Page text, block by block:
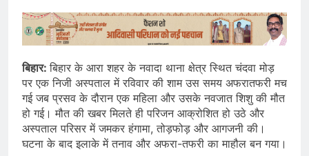
बिहार:बिहार के आरा शहर के नवादा थाना क्षेत्र स्थित चंदवा मोड़
पर एक निजी अस्पताल में रविवार की शाम उस समय अफरातफरी मच
गई जब प्रसव के दौरान एक महिला और उसके नवजात शिशु की मौत
हो गई। मौत की खबर मिलते ही परिजन आक्रोशित हो उठे और
अस्पताल परिसर में जमकर हंगामा, तोड़फोड़ और आगजनी की।
घटना के बाद इलाके में तनाव और अफरा-तफरी का माहौल बन गया।